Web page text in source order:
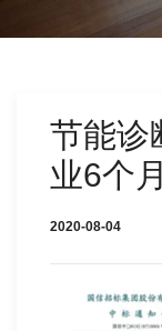
节能诊
业6个
2020-08-04